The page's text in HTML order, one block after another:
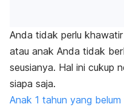
Anda tidak perlu
atau anak Anda tidak
seusianya. Hal ini cukup
siapa saja.
Anak 1 tahun yang belum